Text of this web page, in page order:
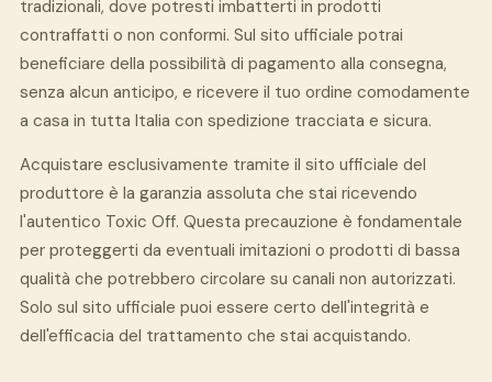
tradizionali, dove potresti imbatterti in prodotti
contraffatti o non conformi. Sul sito ufficiale potrai
beneficiare della possibilità di pagamento alla consegna,
senza alcun anticipo, e ricevere il tuo ordine comodamente
a casa in tutta Italia con spedizione tracciata e sicura.
Acquistare esclusivamente tramite il sito ufficiale del
produttore è la garanzia assoluta che stai ricevendo
l'autentico Toxic Off. Questa precauzione è fondamentale
per proteggerti da eventuali imitazioni o prodotti di bassa
qualità che potrebbero circolare su canali non autorizzati.
Solo sul sito ufficiale puoi essere certo dell'integrità e
dell'efficacia del trattamento che stai acquistando.